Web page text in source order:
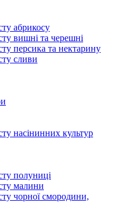
абрикосу
вишні та черешні
персика та нектарину
сливи
насінинних культур
полуниці
малини
чорної смородини,